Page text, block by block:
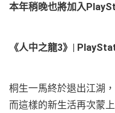
本年稍晚也將加入
《人中之龍3》 |
桐生一馬終於退出江湖
而這樣的新生活再次蒙